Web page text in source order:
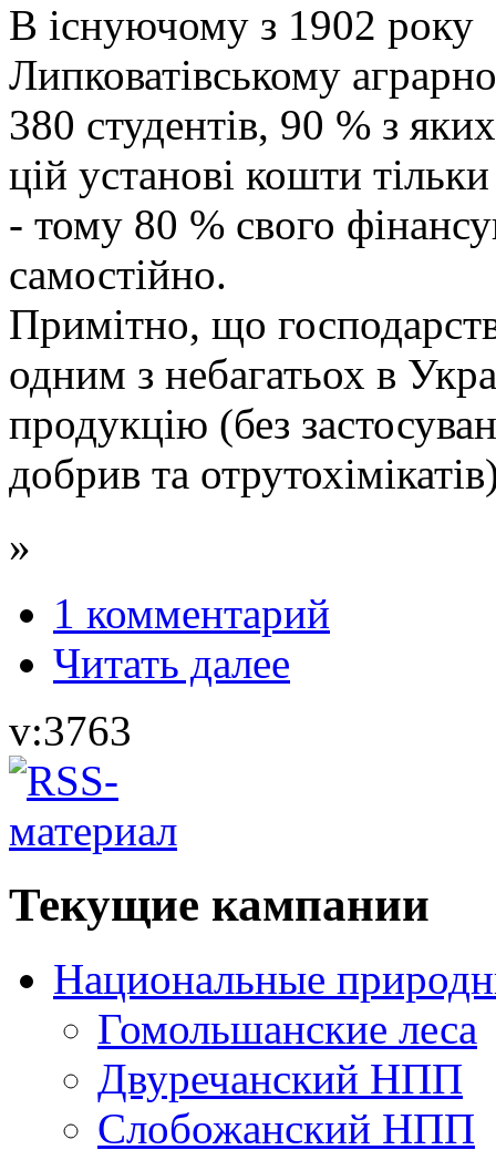
В існуючому з 1902 року
Липковатівському
380 студентів, 90 % з
цій установі кошти
- тому 80 % свого
самостійно.
Примітно, що
одним з небагатьох в
продукцію (без
добрив та
»
1 комментарий
Читать далее
v:3763
Текущие кампании
Национальные
Гомольшанские леса
Двуречанский НПП
Слобожанский НПП